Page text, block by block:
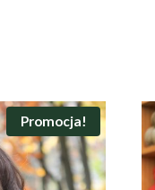
Promocja!